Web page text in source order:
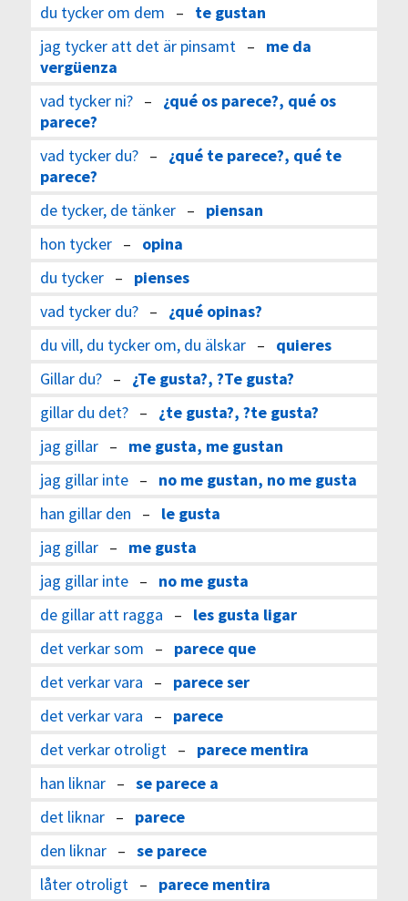
du tycker om dem – te gustan
jag tycker att det är pinsamt – me da
vergüenza
vad tycker ni?– ¿qué os parece?, qué os
parece?
vad tycker du?– ¿qué te parece?, qué te
parece?
de tycker, de tänker– piensan
hon tycker– opina
du tycker– pienses
vad tycker du?– ¿qué opinas?
du vill, du tycker om, du älskar– quieres
Gillar du?– ¿Te gusta?, ?Te gusta?
gillar du det?– ¿te gusta?, ?te gusta?
jag gillar– me gusta, me gustan
jag gillar inte– no me gustan, no me gusta
han gillar den – le gusta
jag gillar– me gusta
jag gillar inte– no me gusta
de gillar att ragga – les gusta ligar
det verkar som – parece que
det verkar vara – parece ser
det verkar vara – parece
det verkar otroligt – parece mentira
han liknar– se parece a
det liknar– parece
den liknar– se parece
låter otroligt – parece mentira